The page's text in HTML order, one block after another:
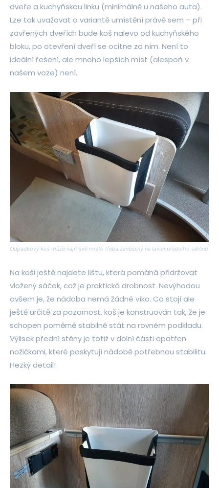
dveře a kuchyňskou linku (minimálně u našeho auta).
Lze tak uvažovat o variantě umístění právě sem – při
zavřených dveřích bude koš nalevo od kuchyňského
bloku, po otevření dveří se ocitne za ním. Není to
ideální řešení, ale mnoho lepších míst (alespoň v
našem voze) není.
Odpadkový koš může najít své místo třeba zavěšený na lavici předního salónu
Na koši ještě najdete lištu, která pomáhá přidržovat
vložený sáček, což je praktická drobnost. Nevýhodou
ovšem je, že nádoba nemá žádné víko. Co stojí ale
ještě určitě za pozornost, koš je konstruován tak, že je
schopen poměrně stabilně stát na rovném podkladu.
Výlisek přední stěny je totiž v dolní části opatřen
nožičkami, které poskytují nádobě potřebnou stabilitu.
Hezký detail!